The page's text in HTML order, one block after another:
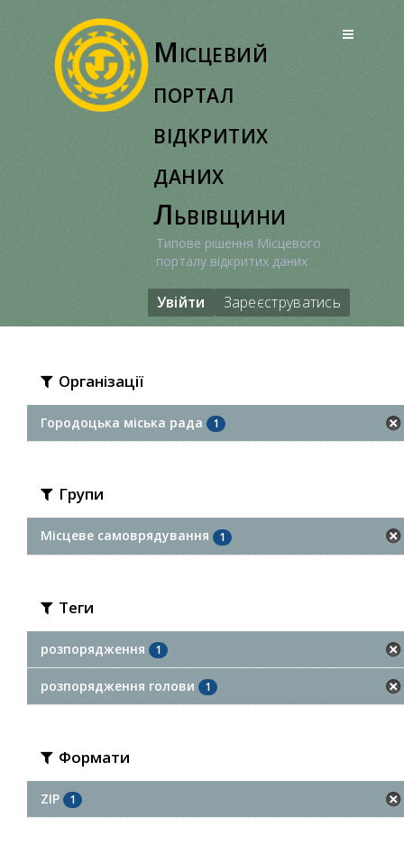
Місцевий
портал
відкритих
даних
Львівщини
Типове рішення Місцевого
порталу відкритих даних
Увійти Зареєструватись
Організації
Городоцька міська рада 1
Групи
Місцеве самоврядування 1
Теги
розпорядження 1
розпорядження голови 1
Формати
ZIP 1